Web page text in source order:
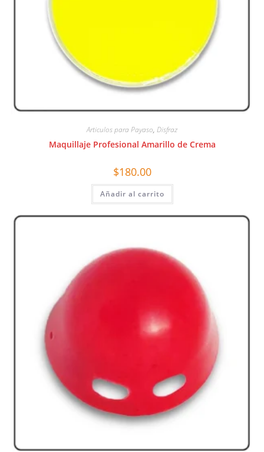
Articulos para Payaso, Disfraz
Maquillaje Profesional Amarillo de Crema
$180.00
Añadir al carrito